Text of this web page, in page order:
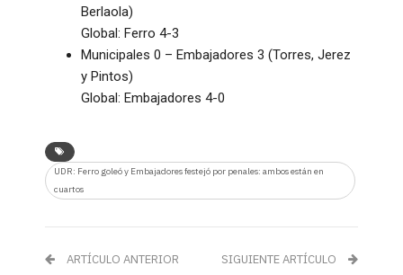
Berlaola)
Global: Ferro 4-3
Municipales 0 – Embajadores 3 (Torres, Jerez
y Pintos)
Global: Embajadores 4-0
UDR: Ferro goleó y Embajadores festejó por penales: ambos están en
cuartos
ARTÍCULO ANTERIOR SIGUIENTE ARTÍCULO